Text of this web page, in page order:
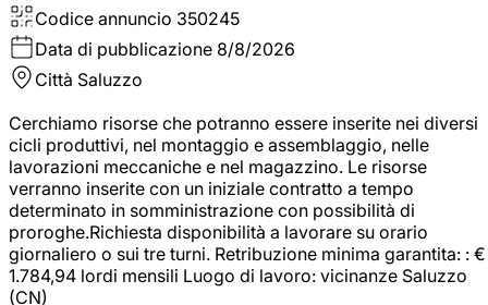
Codice annuncio 350245
Data di pubblicazione 8/8/2026
Città Saluzzo
Cerchiamo risorse che potranno essere inserite nei diversi
cicli produttivi, nel montaggio e assemblaggio, nelle
lavorazioni meccaniche e nel magazzino. Le risorse
verranno inserite con un iniziale contratto a tempo
determinato in somministrazione con possibilità di
proroghe.Richiesta disponibilità a lavorare su orario
giornaliero o sui tre turni. Retribuzione minima garantita: : €
1.784,94 lordi mensili Luogo di lavoro: vicinanze Saluzzo
(CN)